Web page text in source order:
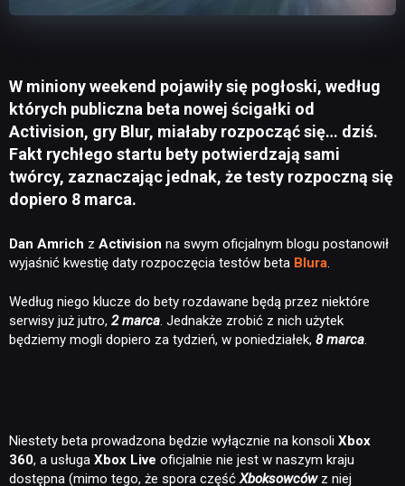
W miniony weekend pojawiły się pogłoski, według
których publiczna beta nowej ścigałki od
Activision, gry Blur, miałaby rozpocząć się… dziś.
Fakt rychłego startu bety potwierdzają sami
twórcy, zaznaczając jednak, że testy rozpoczną się
dopiero 8 marca.
Dan Amrich z Activision na swym oficjalnym blogu postanowił
wyjaśnić kwestię daty rozpoczęcia testów beta Blura.
Według niego klucze do bety rozdawane będą przez niektóre
serwisy już jutro, 2 marca. Jednakże zrobić z nich użytek
będziemy mogli dopiero za tydzień, w poniedziałek, 8 marca.
Niestety beta prowadzona będzie wyłącznie na konsoli Xbox
360, a usługa Xbox Live oficjalnie nie jest w naszym kraju
dostępna (mimo tego, że spora częśćXboksowcówz niej